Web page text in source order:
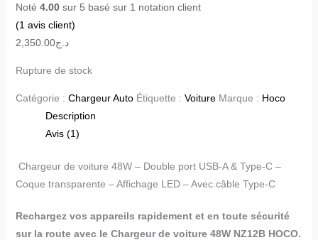
Noté 4.00sur 5 basé sur 1 notation client
(1 avis client)
د.ج2,350.00
Rupture de stock
Catégorie : Chargeur Auto Étiquette : Voiture Marque : Hoco
Description
Avis (1)
Chargeur de voiture 48W – Double port USB-A & Type-C –
Coque transparente – Affichage LED – Avec câble Type-C
Rechargez vos appareils rapidement et en toute sécurité
sur la route avec le Chargeur de voiture 48W NZ12B HOCO.